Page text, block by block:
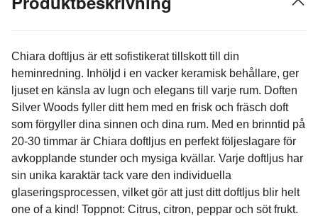
Chiara doftljus är ett sofistikerat tillskott till din
heminredning. Inhöljd i en vacker keramisk behållare, ger
ljuset en känsla av lugn och elegans till varje rum. Doften
Silver Woods fyller ditt hem med en frisk och fräsch doft
som förgyller dina sinnen och dina rum. Med en brinntid på
20-30 timmar är Chiara doftljus en perfekt följeslagare för
avkopplande stunder och mysiga kvällar. Varje doftljus har
sin unika karaktär tack vare den individuella
glaseringsprocessen, vilket gör att just ditt doftljus blir helt
one of a kind! Toppnot: Citrus, citron, peppar och söt frukt.